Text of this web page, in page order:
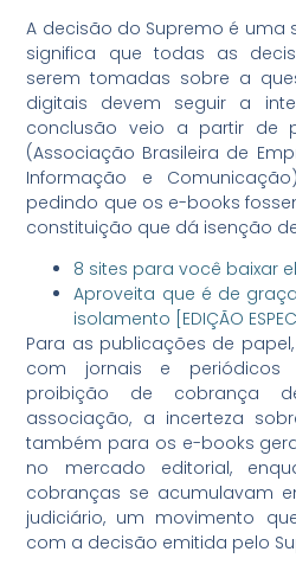
A decisão do Supremo é uma
significa que todas as
serem tomadas sobre a
digitais devem seguir a
conclusão veio a partir de
(Associação Brasileira de
Informação e
pedindo que os e-books
constituição que dá isenção
8 sites para você baixar
Aproveita que é de
isolamento [EDIÇÃO
Para as publicações de
com jornais e periódicos
proibição de cobrança
associação, a incerteza
também para os e-books
no mercado editorial,
cobranças se acumulavam
judiciário, um movimento
com a decisão emitida pelo